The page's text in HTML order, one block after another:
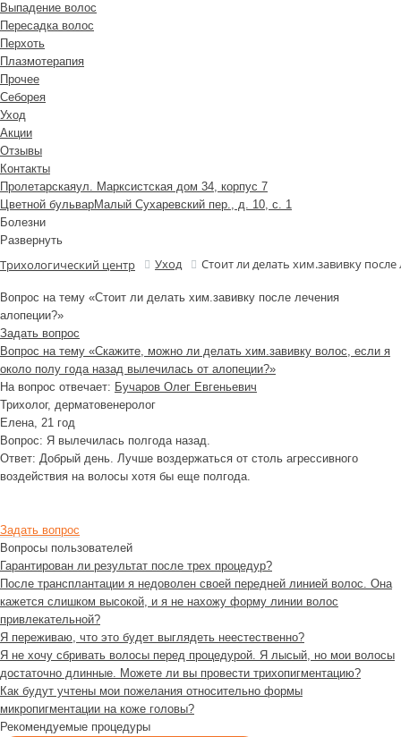
Выпадение волос
Пересадка волос
Перхоть
Плазмотерапия
Прочее
Себорея
Уход
Акции
Отзывы
Контакты
Пролетарскаяул. Марксистская дом 34, корпус 7
Цветной бульварМалый Сухаревский пер., д. 10, с. 1
Болезни
Развернуть
Трихологический центр Уход Стоит ли делать хим.завивку
Вопрос на тему «Стоит ли делать хим.завивку после лечения
алопеции?»
Задать вопрос
Вопрос на тему «Скажите, можно ли делать хим.завивку волос, если я
около полу года назад вылечилась от алопеции?»
На вопрос отвечает: Бучаров Олег Евгеньевич
Трихолог, дерматовенеролог
Елена, 21 год
Вопрос: Я вылечилась полгода назад.
Ответ: Добрый день. Лучше воздержаться от столь агрессивного
воздействия на волосы хотя бы еще полгода.
Задать вопрос
Вопросы пользователей
Гарантирован ли результат после трех процедур?
После трансплантации я недоволен своей передней линией волос. Она
кажется слишком высокой, и я не нахожу форму линии волос
привлекательной?
Я переживаю, что это будет выглядеть неестественно?
Я не хочу сбривать волосы перед процедурой. Я лысый, но мои волосы
достаточно длинные. Можете ли вы провести трихопигментацию?
Как будут учтены мои пожелания относительно формы
микропигментации на коже головы?
Рекомендуемые процедуры